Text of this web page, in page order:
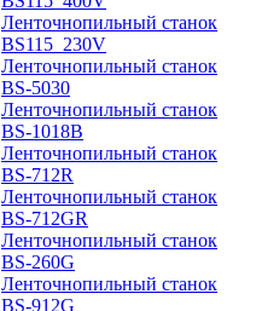
Ленточнопильный станок
BS115_230V
Ленточнопильный станок
BS-5030
Ленточнопильный станок
BS-1018B
Ленточнопильный станок
BS-712R
Ленточнопильный станок
BS-712GR
Ленточнопильный станок
BS-260G
Ленточнопильный станок
BS-912G